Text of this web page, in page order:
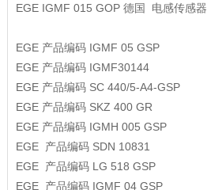
EGE IGMF 015 GOP 德国 电感传感器
EGE 产品编码 IGMF 05 GSP
EGE 产品编码 IGMF30144
EGE 产品编码 SC 440/5-A4-GSP
EGE 产品编码 SKZ 400 GR
EGE 产品编码 IGMH 005 GSP
EGE 产品编码 SDN 10831
EGE 产品编码 LG 518 GSP
EGE 产品编码 IGMF 04 GSP